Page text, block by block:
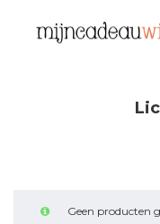
Geen producten